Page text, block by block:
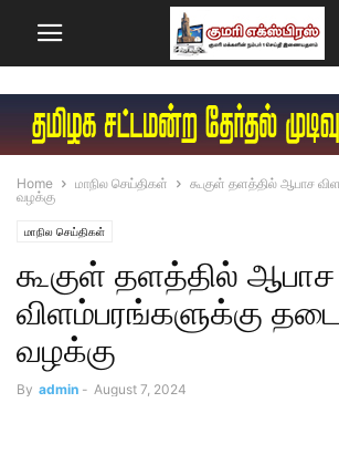
Home மாநில செய்திகள்
கூகுள் தளத்தில் ஆபாச
வழக்கு
மாநில செய்திகள்
கூகுள் தளத்தில் ஆபாச
விளம்பரங்களுக்கு
வழக்கு
By admin - August 7, 2024